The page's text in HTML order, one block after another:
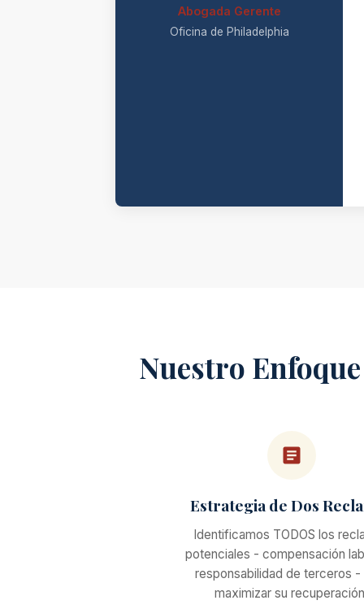
Abogada Gerente
Oficina de Philadelphia
Nuestro
Estrategia de Dos
Identificamos TODOS los
potenciales - compensación
responsabilidad de terceros -
maximizar su